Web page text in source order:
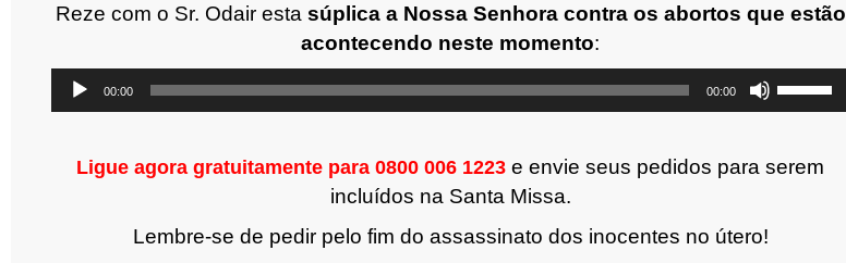
Reze com o Sr. Odair esta súplica a Nossa Senhora contra os abortos que estão
acontecendo neste momento:
Tocador
de
00:00 00:00
Use
as
para
Ligue agora gratuitamente para 0800 006 1223 e envie seus pedidos para serem
incluídos na Santa Missa.
Lembre-se de pedir pelo fim do assassinato dos inocentes no útero!